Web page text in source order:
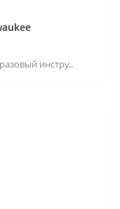
инстру..